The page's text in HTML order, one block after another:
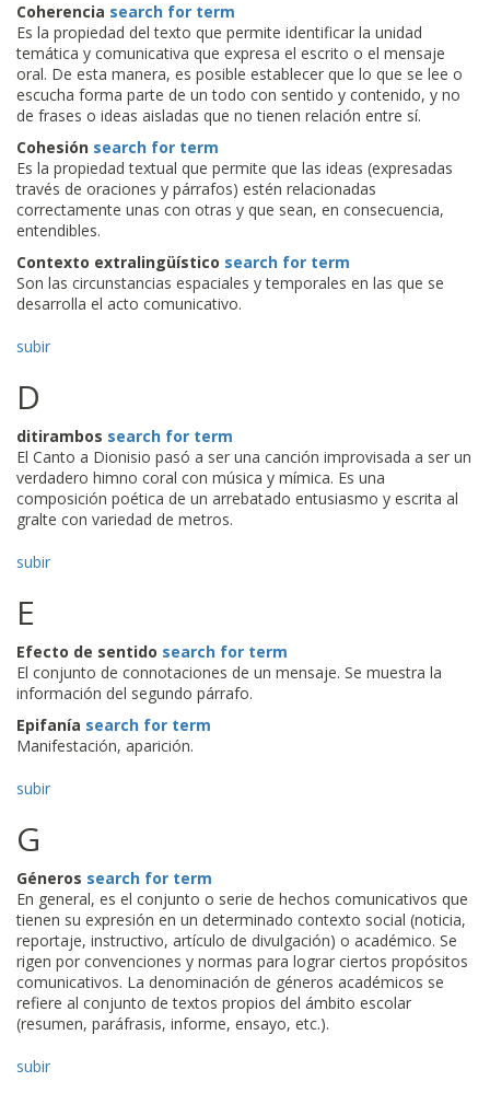
Coherencia search for term
Es la propiedad del texto que permite identificar la unidad
temática y comunicativa que expresa el escrito o el mensaje
oral. De esta manera, es posible establecer que lo que se lee o
escucha forma parte de un todo con sentido y contenido, y no
de frases o ideas aisladas que no tienen relación entre sí.
Cohesión search for term
Es la propiedad textual que permite que las ideas (expresadas
través de oraciones y párrafos) estén relacionadas
correctamente unas con otras y que sean, en consecuencia,
entendibles.
Contexto extralingüístico search for term
Son las circunstancias espaciales y temporales en las que se
desarrolla el acto comunicativo.
subir
D
ditirambos search for term
El Canto a Dionisio pasó a ser una canción improvisada a ser un
verdadero himno coral con música y mímica. Es una
composición poética de un arrebatado entusiasmo y escrita al
gralte con variedad de metros.
subir
E
Efecto de sentido search for term
El conjunto de connotaciones de un mensaje. Se muestra la
información del segundo párrafo.
Epifanía search for term
Manifestación, aparición.
subir
G
Géneros search for term
En general, es el conjunto o serie de hechos comunicativos que
tienen su expresión en un determinado contexto social (noticia,
reportaje, instructivo, artículo de divulgación) o académico. Se
rigen por convenciones y normas para lograr ciertos propósitos
comunicativos. La denominación de géneros académicos se
refiere al conjunto de textos propios del ámbito escolar
(resumen, paráfrasis, informe, ensayo, etc.).
subir